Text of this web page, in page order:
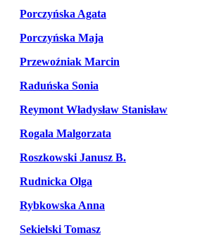
Porczyńska Agata
Porczyńska Maja
Przewoźniak Marcin
Raduńska Sonia
Reymont Władysław Stanisław
Rogala Malgorzata
Roszkowski Janusz B.
Rudnicka Olga
Rybkowska Anna
Sekielski Tomasz